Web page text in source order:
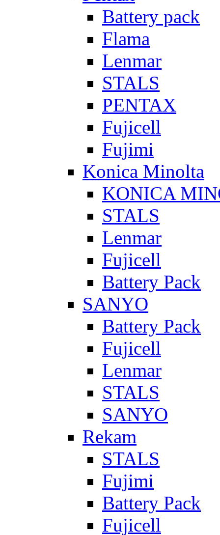
Battery pack
Flama
Lenmar
STALS
PENTAX
Fujicell
Fujimi
Konica Minolta
KONICA
STALS
Lenmar
Fujicell
Battery Pack
SANYO
Battery Pack
Fujicell
Lenmar
STALS
SANYO
Rekam
STALS
Fujimi
Battery Pack
Fujicell